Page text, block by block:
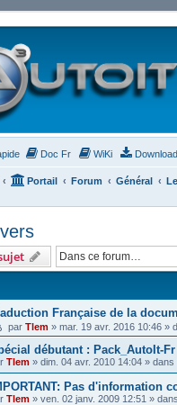
Doc Fr WiKi Download
Portail Forum Général
Française de la
par Tlem » mar. 19 avr. 2016 10:46 »
débutant : Pack_AutoIt-Fr
Tlem » dim. 04 avr. 2010 14:04 » dans
Pas d'information
Tlem » ven. 02 janv. 2009 12:51 » dans